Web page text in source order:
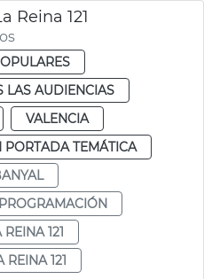
Reina 121
LAS AUDIENCIAS
VALENCIA
PORTADA TEMÁTICA
PROGRAMACIÓN
121
REINA 121